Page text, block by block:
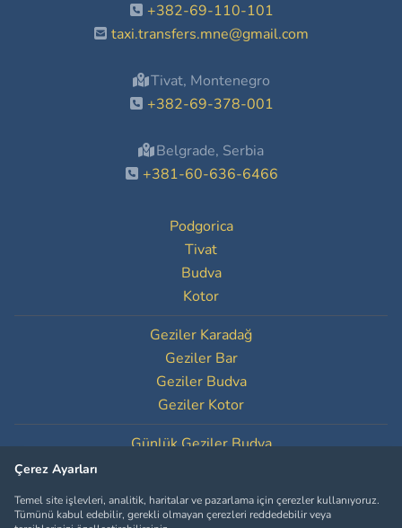
+382-69-110-101
taxi.transfers.mne@gmail.com
Tivat, Montenegro
+382-69-378-001
Belgrade, Serbia
+381-60-636-6466
Podgorica
Tivat
Budva
Kotor
Geziler Karadağ
Geziler Bar
Geziler Budva
Geziler Kotor
Günlük Geziler Budva
Çerez Ayarları
Çerez Ayarları
Temel site işlevleri, analitik, haritalar ve pazarlama için çerezler kullanıyoruz.
Tümünü kabul edebilir, gerekli olmayan çerezleri reddedebilir veya